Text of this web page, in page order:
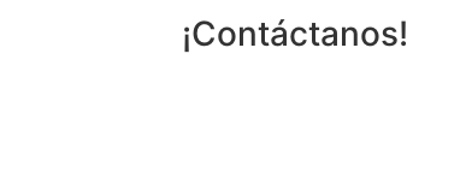
¡Contáctanos!